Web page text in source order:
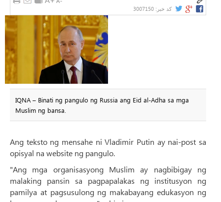
کد خبر: 3007150
IQNA – Binati ng pangulo ng Russia ang Eid al-Adha sa mga
Muslim ng bansa.
Ang teksto ng mensahe ni Vladimir Putin ay nai-post sa
opisyal na website ng pangulo.
"Ang mga organisasyong Muslim ay nagbibigay ng
malaking pansin sa pagpapalakas ng institusyon ng
pamilya at pagsusulong ng makabayang edukasyon ng